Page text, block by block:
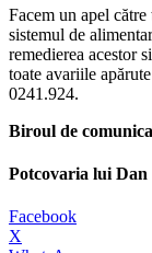
Facem un apel
sistemul de
remedierea acestor
toate avariile
0241.924.
Biroul de
Potcovaria lui Dan
Facebook
X